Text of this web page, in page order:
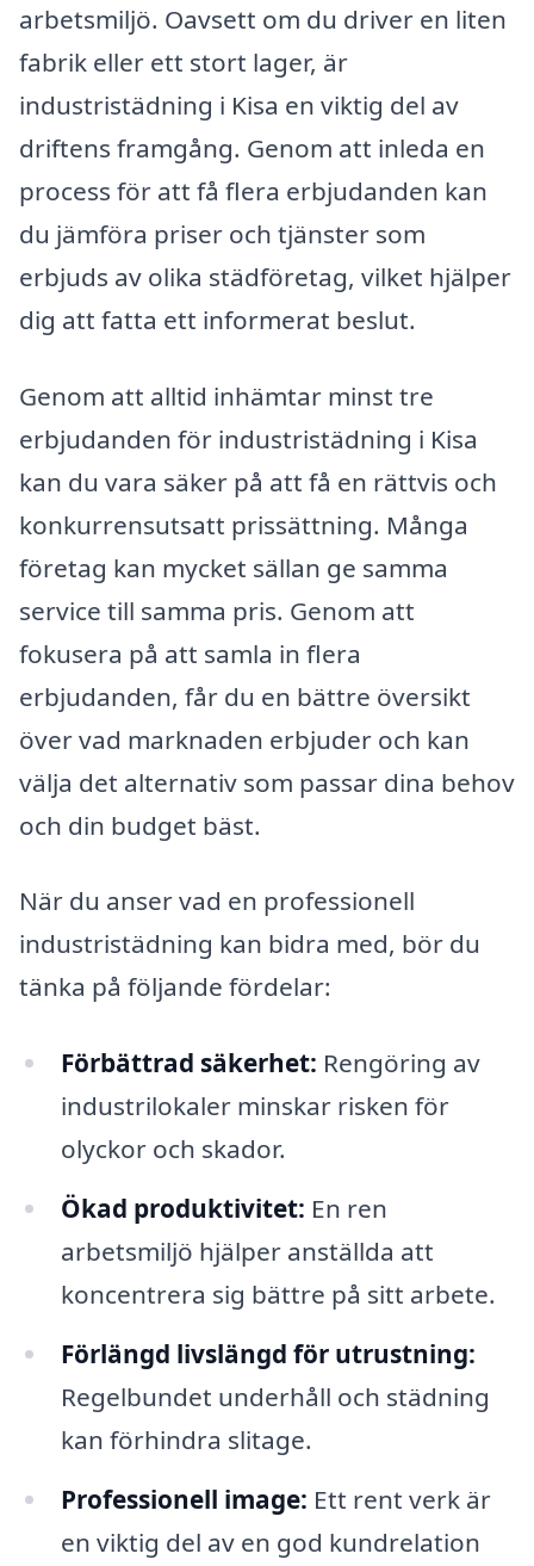
arbetsmiljö. Oavsett om du driver en liten
fabrik eller ett stort lager, är
industristädning i Kisa en viktig del av
driftens framgång. Genom att inleda en
process för att få flera erbjudanden kan
du jämföra priser och tjänster som
erbjuds av olika städföretag, vilket hjälper
dig att fatta ett informerat beslut.
Genom att alltid inhämtar minst tre
erbjudanden för industristädning i Kisa
kan du vara säker på att få en rättvis och
konkurrensutsatt prissättning. Många
företag kan mycket sällan ge samma
service till samma pris. Genom att
fokusera på att samla in flera
erbjudanden, får du en bättre översikt
över vad marknaden erbjuder och kan
välja det alternativ som passar dina behov
och din budget bäst.
När du anser vad en professionell
industristädning kan bidra med, bör du
tänka på följande fördelar:
Förbättrad säkerhet: Rengöring av
industrilokaler minskar risken för
olyckor och skador.
Ökad produktivitet: En ren
arbetsmiljö hjälper anställda att
koncentrera sig bättre på sitt arbete.
Förlängd livslängd för utrustning:
Regelbundet underhåll och städning
kan förhindra slitage.
Professionell image: Ett rent verk är
en viktig del av en god kundrelation